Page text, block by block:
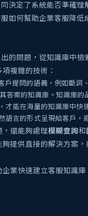
決定了系統能否準確
如何幫助企業客服降低
的問題，從知識庫中
複雜的技術：
戶提問的語義，例如斷詞
答案的知識庫。知識庫的
才能在海量的知識庫中快
語言的形式呈現給客戶，
還能夠處理模糊查詢和
提供直接的解決方案
業快速建立客服知識